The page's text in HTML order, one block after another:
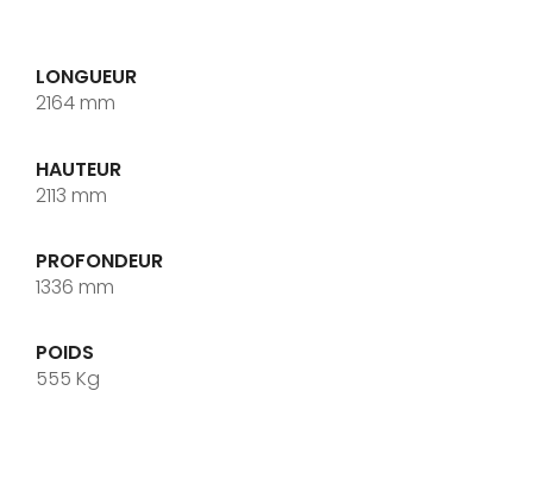
LONGUEUR
2164 mm
HAUTEUR
2113 mm
PROFONDEUR
1336 mm
POIDS
555 Kg